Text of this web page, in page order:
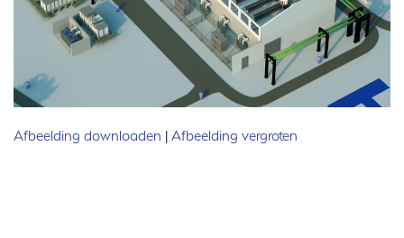
Afbeelding downloaden | Afbeelding vergroten